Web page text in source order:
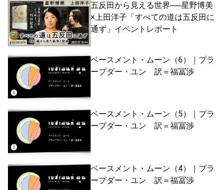
五反田から見える世界──星野博美
×上田洋子「すべての道は五反田に
通ず」イベントレポート
ベースメント・ムーン（6）｜プラ
ープダー・ユン 訳＝福冨渉
ベースメント・ムーン（5）｜プラ
ープダー・ユン 訳＝福冨渉
ベースメント・ムーン（4）｜プラ
ープダー・ユン 訳＝福冨渉